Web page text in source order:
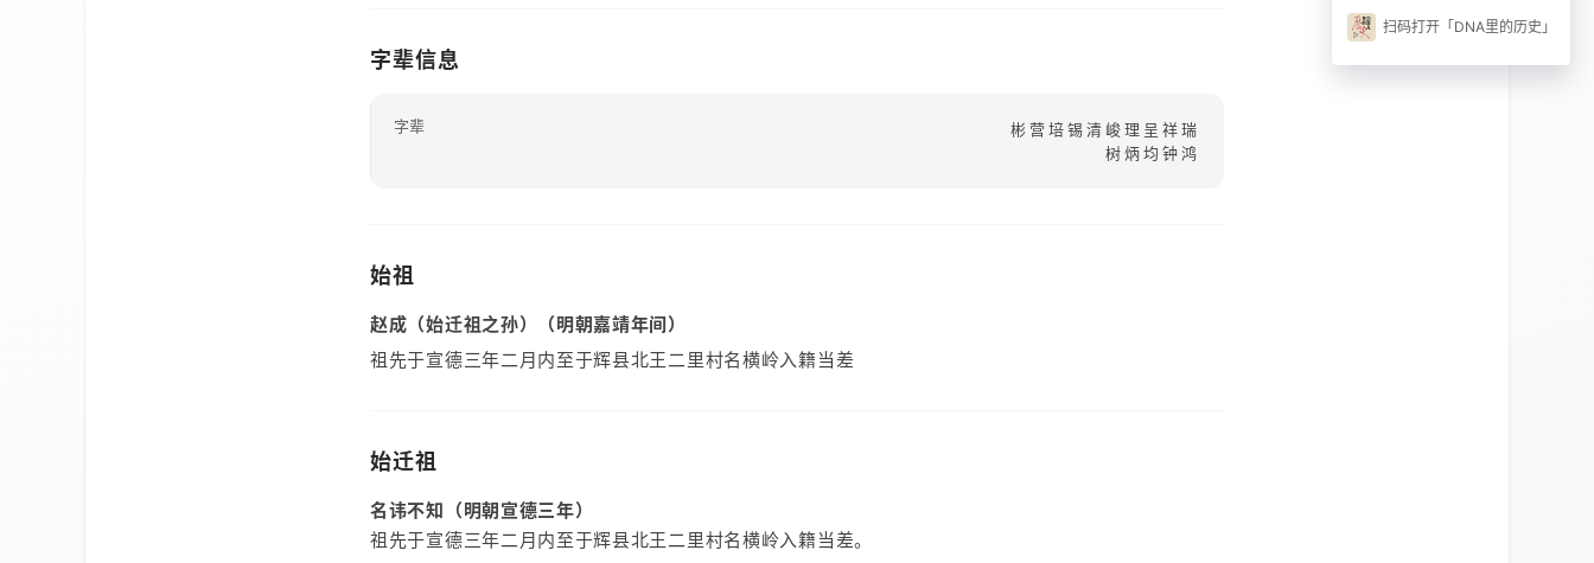
字辈信息
字辈
彬营培锡清峻理呈祥瑞
树炳均钟鸿
始祖
赵成（始迁祖之孙）（明朝嘉靖年间）
祖先于宣德三年二月内至于辉县北王二里村名横岭入籍当差
始迁祖
名讳不知（明朝宣德三年）
祖先于宣德三年二月内至于辉县北王二里村名横岭入籍当差。
扫码打开「DNA里的历史」